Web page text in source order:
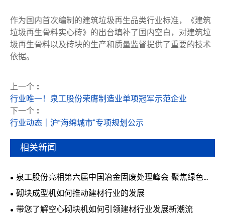
作为国内首次编制的建筑垃圾再生品类行业标准，《建筑
垃圾再生骨料实心砖》的出台填补了国内空白，对建筑垃
圾再生骨料以及砖块的生产和质量监督提供了重要的技术
依据。
上一个 :
行业唯一！泉工股份荣膺制造业单项冠军示范企业
下一个 :
行业动态｜沪“海绵城市”专项规划公示
相关新闻
泉工股份亮相第六届中国冶金固废处理峰会 聚焦绿色智
能固废制砖技术
砌块成型机如何推动建材行业的发展
带您了解空心砌块机如何引领建材行业发展新潮流